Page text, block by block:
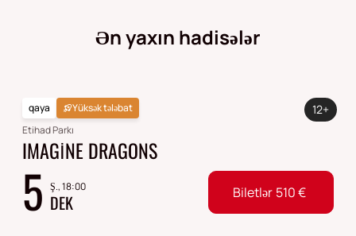
Ən yaxın hadisələr
qaya
Yüksək tələbat
Etihad Parkı
IMAGINE DRAGONS
5 Ş., 18:00
DEK
12+
Biletlər 510€